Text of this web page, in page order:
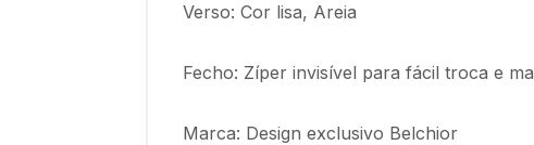
Verso: Cor lisa, Areia
Fecho: Zíper invisível para fácil troca e
Marca: Design exclusivo Belchior